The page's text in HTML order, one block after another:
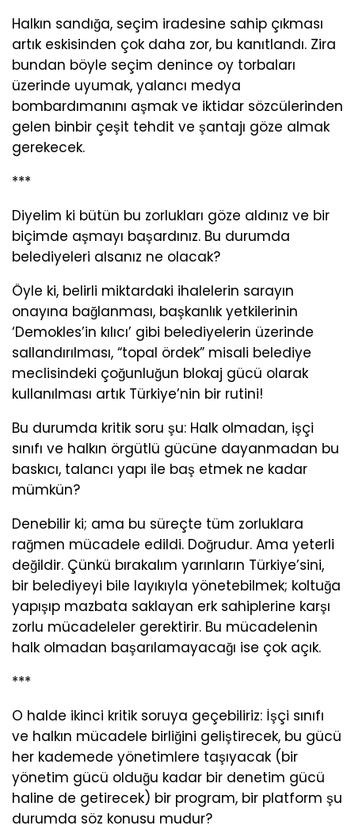
Halkın sandığa, seçim iradesine sahip çıkması
artık eskisinden çok daha zor, bu kanıtlandı. Zira
bundan böyle seçim denince oy torbaları
üzerinde uyumak, yalancı medya
bombardımanını aşmak ve iktidar sözcülerinden
gelen binbir çeşit tehdit ve şantajı göze almak
gerekecek.
***
Diyelim ki bütün bu zorlukları göze aldınız ve bir
biçimde aşmayı başardınız. Bu durumda
belediyeleri alsanız ne olacak?
Öyle ki, belirli miktardaki ihalelerin sarayın
onayına bağlanması, başkanlık yetkilerinin
‘Demokles’in kılıcı’ gibi belediyelerin üzerinde
sallandırılması, “topal ördek” misali belediye
meclisindeki çoğunluğun blokaj gücü olarak
kullanılması artık Türkiye’nin bir rutini!
Bu durumda kritik soru şu: Halk olmadan, işçi
sınıfı ve halkın örgütlü gücüne dayanmadan bu
baskıcı, talancı yapı ile baş etmek ne kadar
mümkün?
Denebilir ki; ama bu süreçte tüm zorluklara
rağmen mücadele edildi. Doğrudur. Ama yeterli
değildir. Çünkü bırakalım yarınların Türkiye’sini,
bir belediyeyi bile layıkıyla yönetebilmek; koltuğa
yapışıp mazbata saklayan erk sahiplerine karşı
zorlu mücadeleler gerektirir. Bu mücadelenin
halk olmadan başarılamayacağı ise çok açık.
***
O halde ikinci kritik soruya geçebiliriz: İşçi sınıfı
ve halkın mücadele birliğini geliştirecek, bu gücü
her kademede yönetimlere taşıyacak (bir
yönetim gücü olduğu kadar bir denetim gücü
haline de getirecek) bir program, bir platform şu
durumda söz konusu mudur?